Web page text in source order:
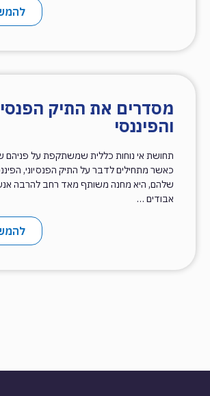
מסדרים את התיק
והפיננסי
תחושת אי נוחות כללית שמשתקפת על פניהם
כאשר מתחילים לדבר על התיק הפנסיוני,
שלהם, היא מחנה משותף מאד רחב להרבה
אבודים …